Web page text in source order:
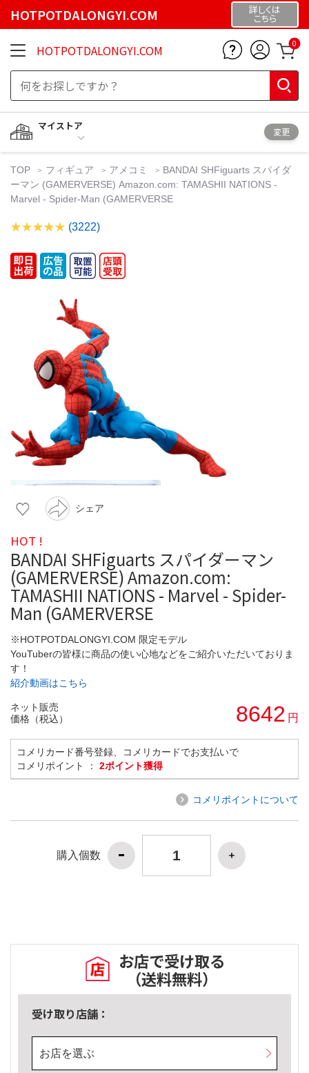
HOTPOTDALONGYI.COM 詳しくは
こちら
HOTPOTDALONGYI.COM 0
マイストア
変更
TOP フィギュア アメコミ
BANDAI SHFiguarts スパイダ
ーマン (GAMERVERSE) Amazon.com: TAMASHII NATIONS -
Marvel - Spider-Man (GAMERVERSE
(3222)
シェア
HOT !
BANDAI SHFiguarts スパイダーマン
(GAMERVERSE) Amazon.com:
TAMASHII NATIONS - Marvel - Spider-
Man (GAMERVERSE
※HOTPOTDALONGYI.COM 限定モデル
YouTuberの皆様に商品の使い心地などをご紹介いただいておりま
す！
紹介動画はこちら
ネット販売
価格（税込）
8642 円
コメリカード番号登録、コメリカードでお支払いで
コメリポイント ： 2ポイント獲得
コメリポイントについて
購入個数
お店で受け取る
（送料無料）
受け取り店舗：
お店を選ぶ